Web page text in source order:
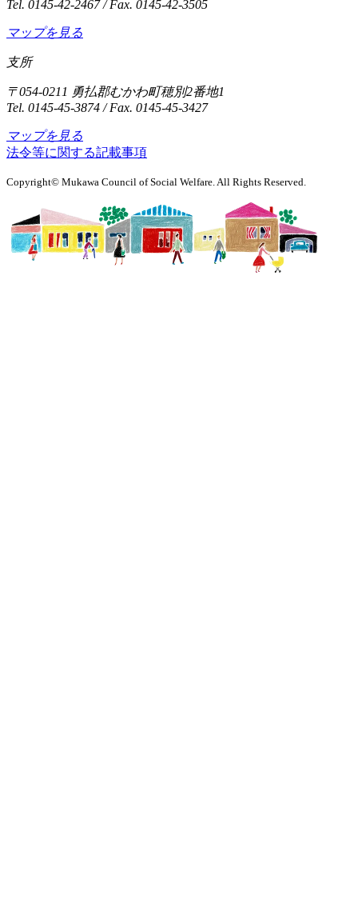
Tel. 0145-42-2467 / Fax. 0145-42-3505
マップを見る
支所
〒054-0211 勇払郡むかわ町穂別2番地1
Tel. 0145-45-3874 / Fax. 0145-45-3427
マップを見る
法令等に関する記載事項
Copyright© Mukawa Council of Social Welfare. All Rights Reserved.